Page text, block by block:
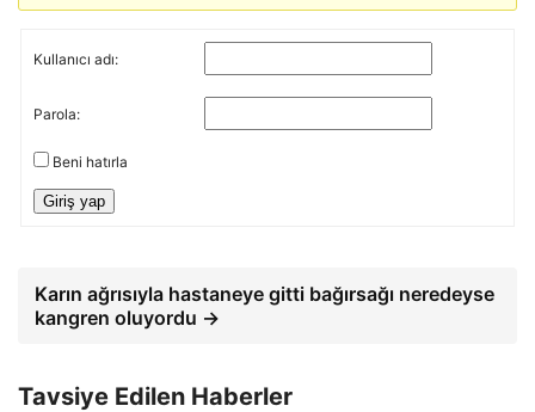
Kullanıcı adı:
Parola:
Beni hatırla
Giriş yap
Karın ağrısıyla hastaneye gitti bağırsağı neredeyse
kangren oluyordu →
Tavsiye Edilen Haberler